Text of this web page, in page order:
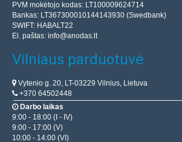
PVM mokėtojo kodas: LT100009624714
Bankas: LT367300010144143930 (Swedbank)
SWIFT: HABALT22
El. paštas: info@anodas.lt
Vilniaus parduotuvė
Vytenio g. 20, LT-03229 Vilnius, Lietuva
+370 64502448
Darbo laikas
9:00 - 18:00 (I - IV)
9:00 - 17:00 (V)
10:00 - 14:00 (VI)